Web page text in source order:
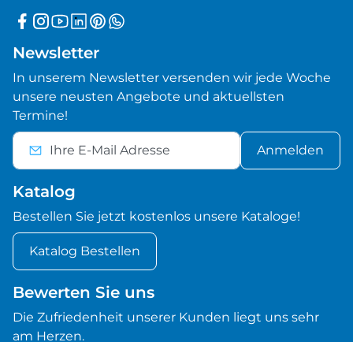
Newsletter
In unserem Newsletter versenden wir jede Woche
unsere neusten Angebote und aktuellsten
Termine!
Anmelden
Katalog
Bestellen Sie jetzt kostenlos unsere Kataloge!
Katalog Bestellen
Bewerten Sie uns
Die Zufriedenheit unserer Kunden liegt uns sehr
am Herzen.